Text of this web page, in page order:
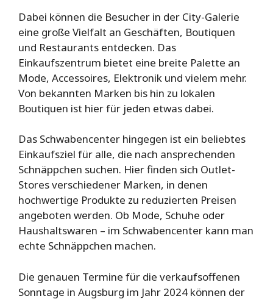
Dabei können die Besucher in der City-Galerie
eine große Vielfalt an Geschäften, Boutiquen
und Restaurants entdecken. Das
Einkaufszentrum bietet eine breite Palette an
Mode, Accessoires, Elektronik und vielem mehr.
Von bekannten Marken bis hin zu lokalen
Boutiquen ist hier für jeden etwas dabei.
Das Schwabencenter hingegen ist ein beliebtes
Einkaufsziel für alle, die nach ansprechenden
Schnäppchen suchen. Hier finden sich Outlet-
Stores verschiedener Marken, in denen
hochwertige Produkte zu reduzierten Preisen
angeboten werden. Ob Mode, Schuhe oder
Haushaltswaren – im Schwabencenter kann man
echte Schnäppchen machen.
Die genauen Termine für die verkaufsoffenen
Sonntage in Augsburg im Jahr 2024 können der